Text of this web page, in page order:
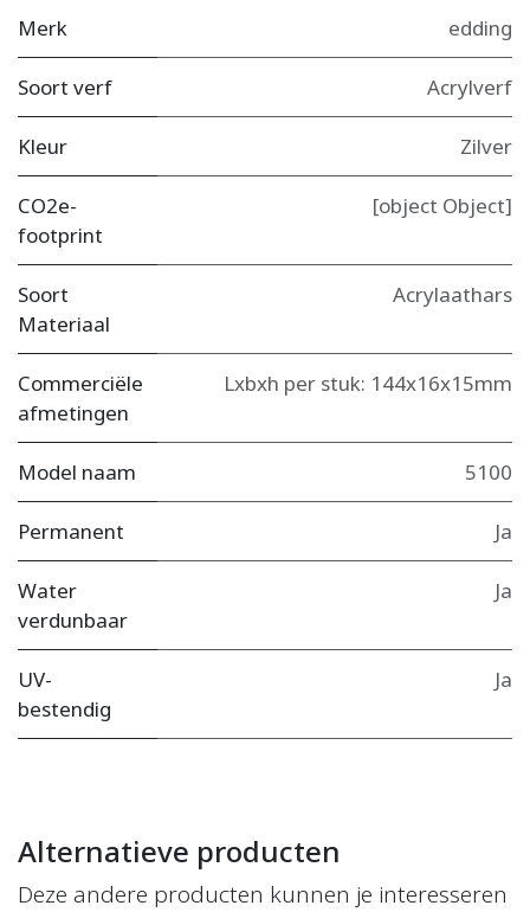
Merk edding
Soort verf Acrylverf
Kleur Zilver
CO2e-
footprint
[object Object]
Soort
Materiaal
Acrylaathars
Commerciële
afmetingen
Lxbxh per stuk: 144x16x15mm
Model naam 5100
Permanent Ja
Water
verdunbaar
Ja
UV-
bestendig
Ja
Alternatieve producten
Deze andere producten kunnen je interesseren